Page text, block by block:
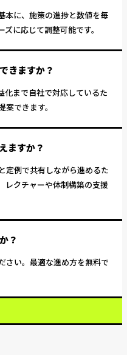
本に、施策の進捗と数値を毎
に応じて調整可能です。
きますか？
化まで自社で対応しているた
できます。
ますか？
定例で共有しながら進めるた
レクチャーや体制構築の支援
？
さい。最適な進め方を無料で